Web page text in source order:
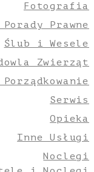
Fotografia
Prawne
Ślub i Wesele
Zwierząt
Serwis
Opieka
Inne Usługi
Noclegi